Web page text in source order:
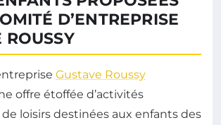
D’ENTREPRISE
ROUSSY
Gustave Roussy
offre étoffée d’activités
loisirs destinées aux enfants des